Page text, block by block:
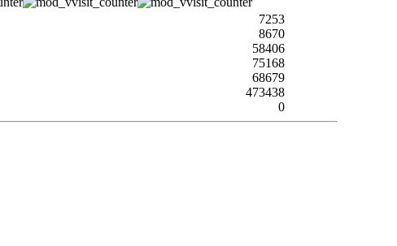
7253
8670
58406
75168
68679
473438
0